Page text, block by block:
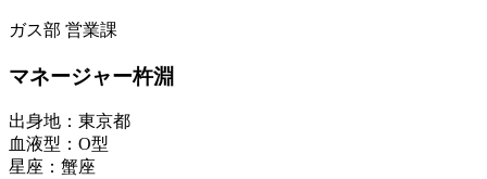
ガス部 営業課
マネージャー杵淵
出身地 ：東京都
血液型 ：O型
星座 ：蟹座